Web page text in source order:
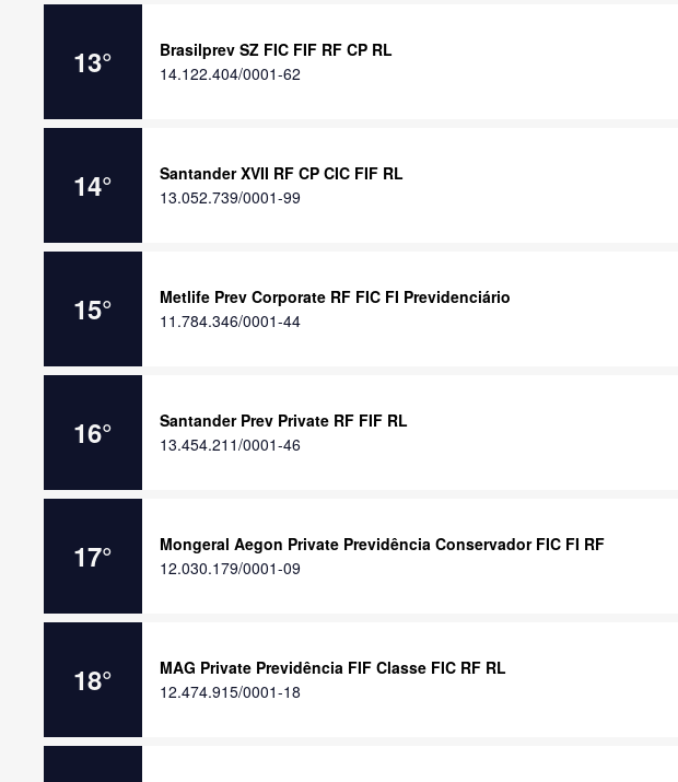
13°
Brasilprev SZ FIC FIF RF CP RL
14.122.404/0001-62
14°
Santander XVII RF CP CIC FIF RL
13.052.739/0001-99
15°
Metlife Prev Corporate RF FIC FI Previdenciário
11.784.346/0001-44
16°
Santander Prev Private RF FIF RL
13.454.211/0001-46
17°
Mongeral Aegon Private Previdência Conservador FIC FI RF
12.030.179/0001-09
18°
MAG Private Previdência FIF Classe FIC RF RL
12.474.915/0001-18